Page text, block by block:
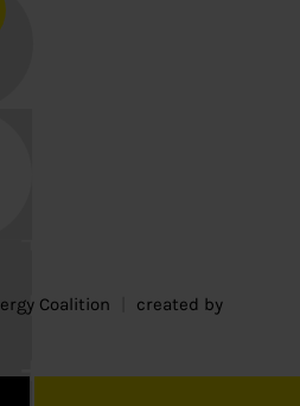
Coalition
created by